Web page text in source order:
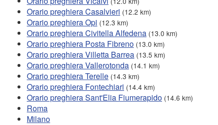
Orario preghiera Casalvieri (12.2 km)
Orario preghiera Opi (12.3 km)
Orario preghiera Civitella Alfedena (13.0 km)
Orario preghiera Posta Fibreno (13.0 km)
Orario preghiera Villetta Barrea (13.5 km)
Orario preghiera Vallerotonda (14.1 km)
Orario preghiera Terelle (14.3 km)
Orario preghiera Fontechiari (14.4 km)
Orario preghiera Sant'Elia Fiumerapido (14.6 km)
Roma
Milano